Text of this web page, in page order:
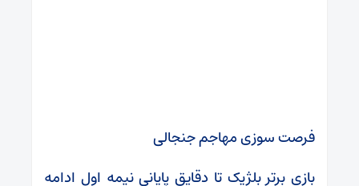
فرصت سوزی مهاجم جنجالی
بازی برتر بلژیک تا دقایق پایانی نیمه اول ادامه